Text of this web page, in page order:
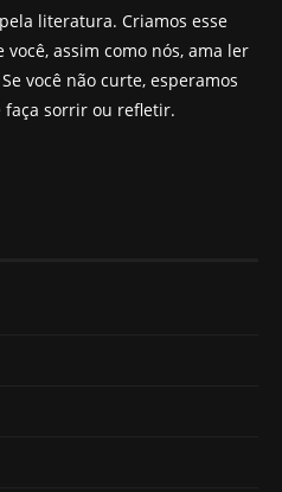
literatura. Criamos esse
assim como nós, ama ler
você não curte, esperamos
faça sorrir ou refletir.